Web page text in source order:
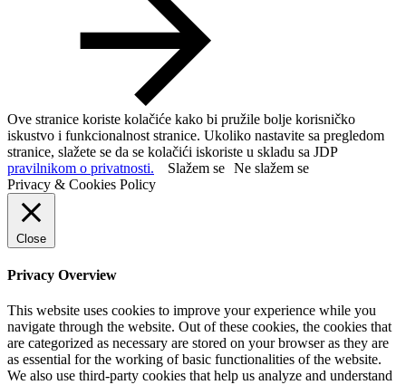
Ove stranice koriste kolačiće kako bi pružile bolje korisničko
iskustvo i funkcionalnost stranice. Ukoliko nastavite sa pregledom
stranice, slažete se da se kolačići iskoriste u skladu sa JDP
pravilnikom o privatnosti.
Slažem se Ne slažem se
Privacy & Cookies Policy
Close
Privacy Overview
This website uses cookies to improve your experience while you
navigate through the website. Out of these cookies, the cookies that
are categorized as necessary are stored on your browser as they are
as essential for the working of basic functionalities of the website.
We also use third-party cookies that help us analyze and understand